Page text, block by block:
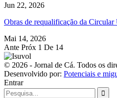
Jun 22, 2026
Obras de requalificação da
Mai 14, 2026
Ante Próx 1 De 14
© 2026 - Jornal de Cá. Todos os
Desenvolvido por: Potenciais e
Entrar